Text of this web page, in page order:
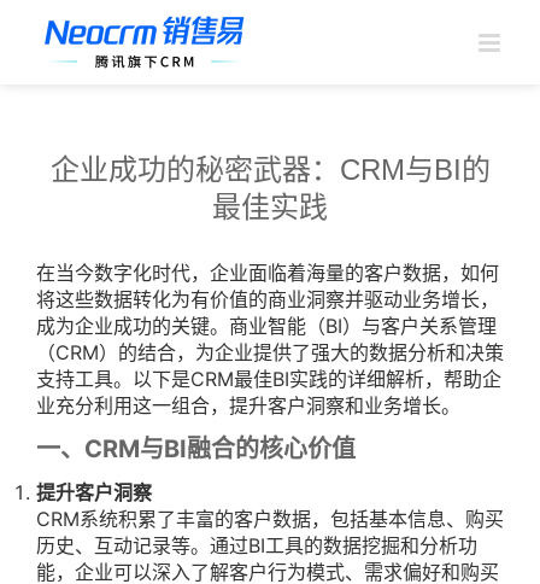
企业成功的秘密武器：CRM与BI的
最佳实践
在当今数字化时代，企业面临着海量的客户数据，如何
将这些数据转化为有价值的商业洞察并驱动业务增长，
成为企业成功的关键。商业智能（BI）与客户关系管理
（CRM）的结合，为企业提供了强大的数据分析和决策
支持工具。以下是CRM最佳BI实践的详细解析，帮助企
业充分利用这一组合，提升客户洞察和业务增长。
一、CRM与BI融合的核心价值
提升客户洞察
CRM系统积累了丰富的客户数据，包括基本信息、购买
历史、互动记录等。通过BI工具的数据挖掘和分析功
能，企业可以深入了解客户行为模式、需求偏好和购买